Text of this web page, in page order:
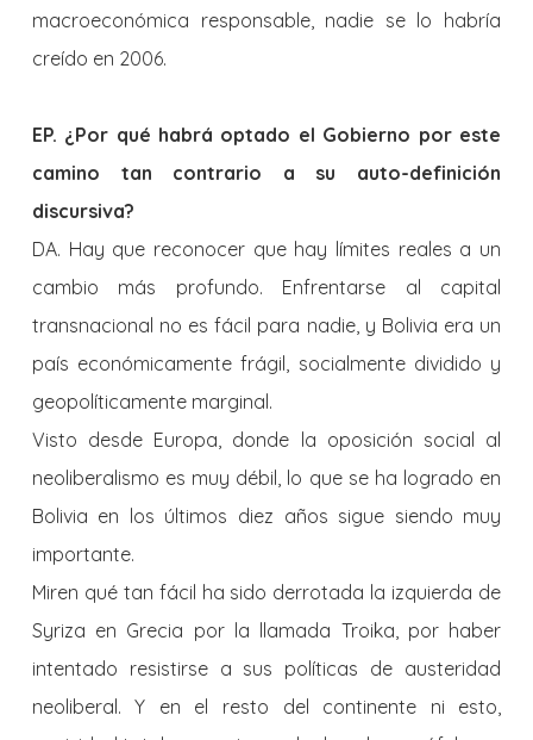
macroeconómica responsable, nadie se lo habría
creído en 2006.
EP. ¿Por qué habrá optado el Gobierno por este
camino tan contrario a su auto-definición
discursiva?
DA. Hay que reconocer que hay límites reales a un
cambio más profundo. Enfrentarse al capital
transnacional no es fácil para nadie, y Bolivia era un
país económicamente frágil, socialmente dividido y
geopolíticamente marginal.
Visto desde Europa, donde la oposición social al
neoliberalismo es muy débil, lo que se ha logrado en
Bolivia en los últimos diez años sigue siendo muy
importante.
Miren qué tan fácil ha sido derrotada la izquierda de
Syriza en Grecia por la llamada Troika, por haber
intentado resistirse a sus políticas de austeridad
neoliberal. Y en el resto del continente ni esto,